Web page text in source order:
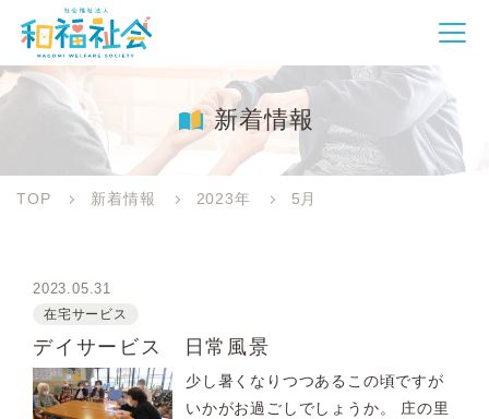
新着情報
TOP 新着情報 2023年 5月
2023.05.31
在宅サービス
デイサービス 日常風景
少し暑くなりつつあるこの頃ですが
いかがお過ごしでしょうか。 庄の里